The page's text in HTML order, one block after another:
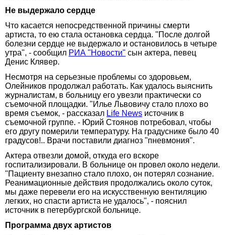
Не выдержало сердце
Что касается непосредственной причины смерти
артиста, то ею стала остановка сердца. "После долгой
болезни сердце не выдержало и остановилось в четыре
утра", - сообщил РИА "Новости" сын актера, певец
Денис Клявер.
Несмотря на серьезные проблемы со здоровьем,
Олейников продолжал работать. Как удалось выяснить
журналистам, в больницу его увезли практически со
съемочной площадки. "Илье Львовичу стало плохо во
время съемок, - рассказал Life News источник в
съемочной группе. - Юрий Стоянов потребовал, чтобы
его другу померили температуру. На градуснике было 40
градусов!.. Врачи поставили диагноз "пневмония".
Актера отвезли домой, откуда его вскоре
госпитализировали. В больнице он провел около недели.
"Пациенту внезапно стало плохо, он потерял сознание.
Реанимационные действия продолжались около суток,
мы даже перевели его на искусственную вентиляцию
легких, но спасти артиста не удалось", - пояснил
источник в петербургской больнице.
Программа двух артистов